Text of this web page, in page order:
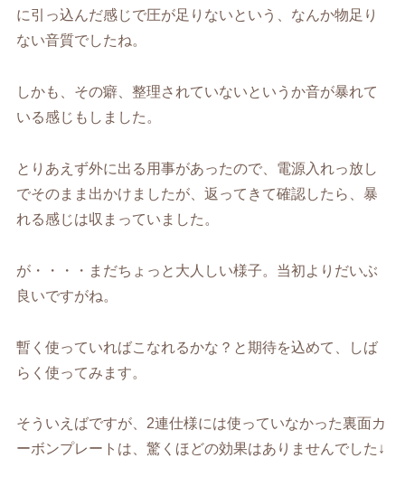
に引っ込んだ感じで圧が足りないという、なんか物足り
ない音質でしたね。
しかも、その癖、整理されていないというか音が暴れて
いる感じもしました。
とりあえず外に出る用事があったので、電源入れっ放し
でそのまま出かけましたが、返ってきて確認したら、暴
れる感じは収まっていました。
が・・・・まだちょっと大人しい様子。当初よりだいぶ
良いですがね。
暫く使っていればこなれるかな？と期待を込めて、しば
らく使ってみます。
そういえばですが、2連仕様には使っていなかった裏面カ
ーボンプレートは、驚くほどの効果はありませんでした↓